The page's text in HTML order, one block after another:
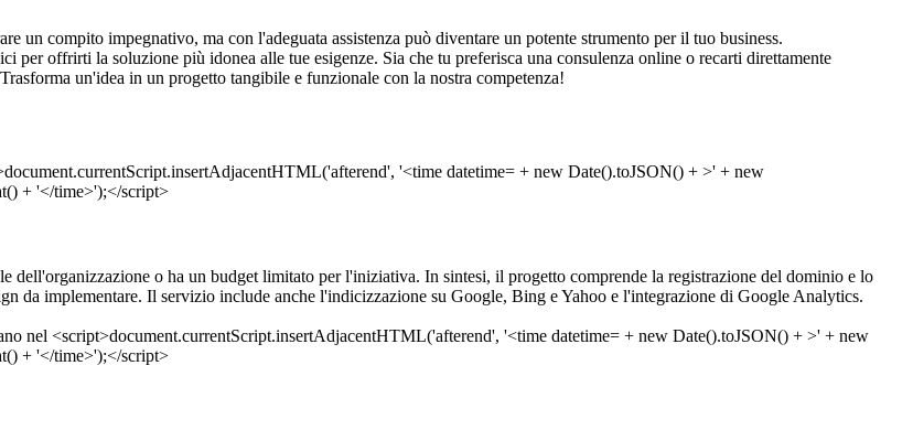
un compito impegnativo, ma con l'adeguata assistenza può diventare un potente strumento per il tuo business.
per offrirti la soluzione più idonea alle tue esigenze. Sia che tu preferisca una consulenza online o recarti direttamente
un'idea in un progetto tangibile e funzionale con la nostra competenza!
dell'organizzazione o ha un budget limitato per l'iniziativa. In sintesi, il progetto comprende la registrazione del dominio e lo
da implementare. Il servizio include anche l'indicizzazione su Google, Bing e Yahoo e l'integrazione di Google Analytics.